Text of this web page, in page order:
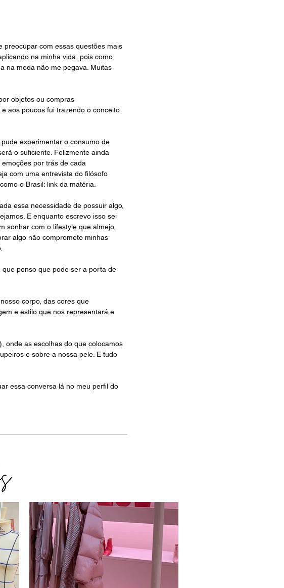
preocupar com essas questões mais
na minha vida, pois como
na moda não me pegava. Muitas
objetos ou compras
aos poucos fui trazendo o conceito
experimentar o consumo de
o suficiente. Felizmente ainda
por trás de cada
com uma entrevista do filósofo
o Brasil: link da matéria
essa necessidade de possuir algo,
E enquanto escrevo isso sei
sonhar com o lifestyle que almejo,
algo não comprometo minhas
penso que pode ser a porta de
corpo, das cores que
e estilo que nos representará e
onde as escolhas do que colocamos
e sobre a nossa pele. E tudo
essa conversa lá no meu perfil do